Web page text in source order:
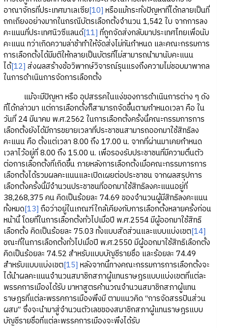
อาณาจักรที่ประเทศมาเลเซีย[10] หรือแม้กระทั่งปัญหาที่ได้กลายเป็นที่
ถกเถียงอย่างมากในกรณีบัตรเลือกตั้งจำนวน 1,542 ใบ จากการลง
คะแนนที่ประเทศนิวซีแลนด์[11] ที่ถูกจัดส่งกลับมาประเทศไทยเพื่อนับ
คะแนน ทว่าเกิดความล่าช้าทำให้จัดส่งไม่ทันกำหนด และคณะกรรมการ
การเลือกตั้งได้มีมติให้กลายเป็นบัตรที่ไม่สามารถนำมานับคะแนน
ได้[12] ส่งผลสร้างข้อวิพากษ์วิจารณ์รุนแรงถึงความไม่ชอบมาพากล
ในการดำเนินการจัดการเลือกตั้ง
แม้จะมีปัญหา หรือ อุปสรรคในแง่ของการดำเนินการต่าง ๆ ดัง
ที่ได้กล่าวมา แต่การเลือกตั้งก็สามารถจัดขึ้นตามกำหนดเวลา คือ ใน
วันที่ 24 มีนาคม พ.ศ.2562 ในการเลือกตั้งครั้งนี้คณะกรรมการการ
เลือกตั้งยังได้มีการขยายเวลาที่ประชาชนสามารถออกมาใช้สิทธิลง
คะแนน คือ ตั้งแต่เวลา 8.00 ถึง 17.00 น. จากที่ผ่านมาเคยกำหนด
เวลาไว้อยู่ที่ 8.00 ถึง 15.00 น. เพื่อรองรับประชาชนที่มีความตื่นตัว
ต่อการเลือกตั้งที่เกิดขึ้น ภายหลังการเลือกตั้งเมื่อคณะกรรมการการ
เลือกตั้งได้รวมผลคะแนนและเปิดเผยต่อประชาชน จากผลสรุปการ
เลือกตั้งครั้งนี้มีจำนวนประชาชนที่ออกมาใช้สิทธิลงคะแนนอยู่ที่
38,268,375 คน คิดเป็นร้อยละ 74.69 ของจำนวนผู้มีสิทธิลงคะแนน
ทั้งหมด[13] ถือว่าอยู่ในเกณฑ์ใกล้เคียงกับการเลือกตั้งหลายครั้งก่อน
หน้านี้ โดยที่ในการเลือกตั้งทั่วไปเมื่อปี พ.ศ.2554 มีผู้ออกมาใช้สิทธิ
เลือกตั้ง คิดเป็นร้อยละ 75.03 ทั้งแบบสัดส่วนและแบบแบ่งเขต[14]
ขณะที่ในการเลือกตั้งทั่วไปเมื่อปี พ.ศ.2550 มีผู้ออกมาใช้สิทธิเลือกตั้ง
คิดเป็นร้อยละ 74.52 สำหรับแบบบัญชีรายชื่อ และร้อยละ 74.49
สำหรับแบบแบ่งเขต[15] หลังจากนี้ทางคณะกรรมการการเลือกตั้งจะ
ได้นำผลคะแนนจำนวนสมาชิกสภาผู้แทนราษฎรแบบแบ่งเขตที่แต่ละ
พรรคการเมืองได้รับ มาหาสูตรคำนวณจำนวนสมาชิกสภาผู้แทน
ราษฎรที่แต่ละพรรคการเมืองพึงมี ตามแนวคิด “การจัดสรรปันส่วน
ผสม” ซึ่งจะนำมาสู่จำนวนตัวเลขของสมาชิกสภาผู้แทนราษฎรแบบ
บัญชีรายชื่อที่แต่ละพรรคการเมืองจะพึงได้รับ